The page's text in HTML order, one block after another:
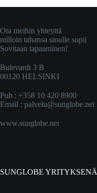
Ota meihin yhteyttä
milloin tahansa sinulle sopii
Sovitaan tapaaminen!
Bulevardi 3 B
00120 HELSINKI
Puh : +358 10 420 8900
Email : palvelu@sunglobe.net
www.sunglobe.net
SUNGLOBE YRITYKSENÄ